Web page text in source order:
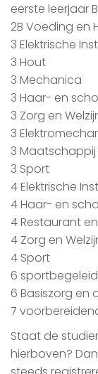
eerste leerjaar B
2B Voeding en
3 Elektrische
3 Hout
3 Mechanica
3 Haar- en
3 Zorg en
3
3 Maatschappij
3 Sport
4 Elektrische
4 Haar- en
4 Restaurant
4 Zorg en
4 Sport
6
6 Basiszorg en
7
Staat de
hierboven?